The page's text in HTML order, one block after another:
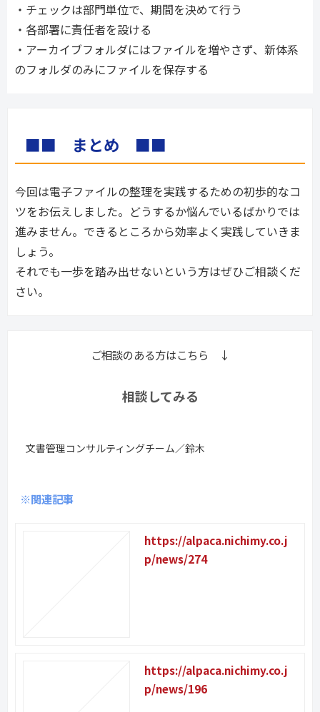
・ チェックは部門単位で、期間を決めて行う
・各部署に責任者を設ける
・アーカイブフォルダにはファイルを増やさず、新体系
のフォルダのみにファイルを保存する
■■　まとめ　■■
今回は電子ファイルの整理を実践するための初歩的なコ
ツをお伝えしました。どうするか悩んでいるばかりでは
進みません。できるところから効率よく実践していきま
しょう。
それでも一歩を踏み出せないという方はぜひご相談くだ
さい。
ご相談のある方はこちら ↓
相談してみる
文書管理コンサルティングチーム／鈴木
※関連記事
https://alpaca.nichimy.co.j
p/news/274
https://alpaca.nichimy.co.j
p/news/196